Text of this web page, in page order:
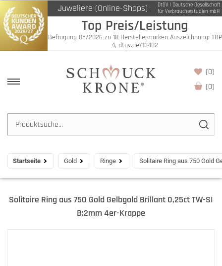
Juweliere (Online-Shops)
DtGV | Deutsche Gesellschaft
für Verbraucherstudien mbH
Top Preis/Leistung
Befragung 05/2026 zu 18 Herstellermarken Auszeichnung: TOP
4, dtgv.de/13402
(0)
(0)
Startseite Gold Ringe Solitaire Ring aus 750 Gold
Solitaire Ring aus 750 Gold Gelbgold Brillant 0,25ct TW-SI
B:2mm 4er-Krappe